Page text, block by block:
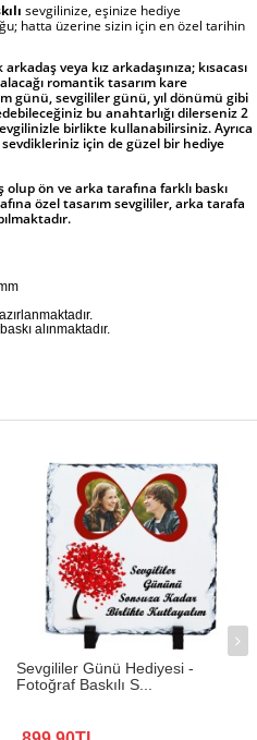
sevgilinize, eşinize hediye
hatta üzerine sizin için en özel tarihin
veya kız arkadaşınıza; kısacası
romantik tasarım kare
günü, sevgililer günü, yıl dönümü gibi
bu anahtarlığı dilerseniz 2
birlikte kullanabilirsiniz. Ayrıca
için de güzel bir hediye
ön ve arka tarafına farklı baskı
özel tasarım sevgililer, arka tarafa
alınmaktadır.
Sevgililer Günü Hediyesi -
Fotoğraf Baskılı S...